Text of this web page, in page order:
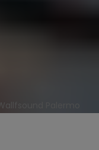
Palermo